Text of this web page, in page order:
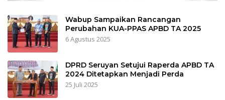
Wabup Sampaikan Rancangan
Perubahan KUA-PPAS APBD TA 2025
6 Agustus 2025
DPRD Seruyan Setujui Raperda APBD TA
2024 Ditetapkan Menjadi Perda
25 Juli 2025